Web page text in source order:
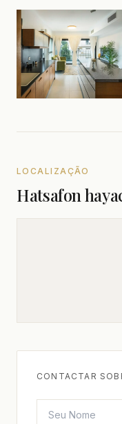
LOCALIZAÇÃO
Hatsafon
CONTACTAR